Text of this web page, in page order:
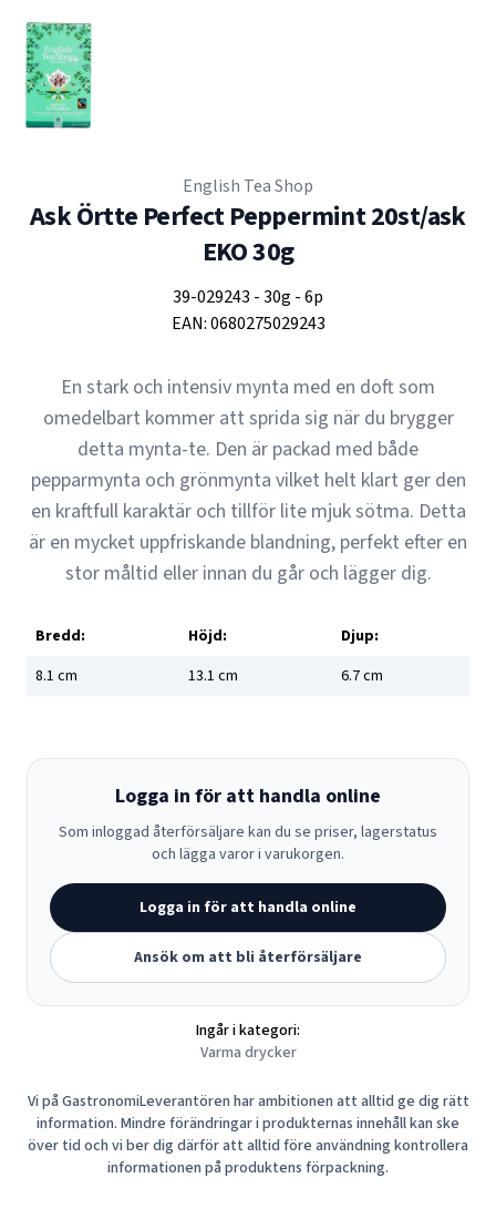
English Tea Shop
Ask Örtte Perfect Peppermint 20st/ask
EKO 30g
39-029243 -30g -6p
EAN:0680275029243
En stark och intensiv mynta med en doft som
omedelbart kommer att sprida sig när du brygger
detta mynta-te. Den är packad med både
pepparmynta och grönmynta vilket helt klart ger den
en kraftfull karaktär och tillför lite mjuk sötma. Detta
är en mycket uppfriskande blandning, perfekt efter en
stor måltid eller innan du går och lägger dig.
Bredd: Höjd:
Djup:
8.1 cm 13.1 cm 6.7cm
Logga in för att handla online
Som inloggad återförsäljare kan du se priser, lagerstatus
och lägga varor i varukorgen.
Logga in för att handla online
Ansök om att bli återförsäljare
Ingår i kategori:
Varma drycker
Vi på GastronomiLeverantören har ambitionen att alltid ge dig rätt
information. Mindre förändringar i produkternas innehåll kan ske
över tid och vi ber dig därför att alltid före användning kontrollera
informationen på produktens förpackning.